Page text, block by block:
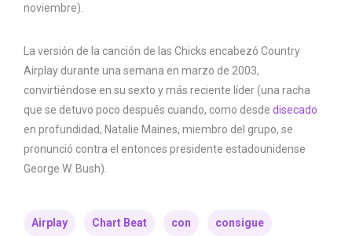
noviembre).
La versión de la canción de las Chicks encabezó Country
Airplay durante una semana en marzo de 2003,
convirtiéndose en su sexto y más reciente líder (una racha
que se detuvo poco después cuando, como desde disecado
en profundidad, Natalie Maines, miembro del grupo, se
pronunció contra el entonces presidente estadounidense
George W. Bush).
Airplay Chart Beat con consigue